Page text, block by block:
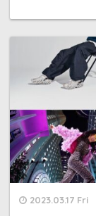
2023.03.17 Fri